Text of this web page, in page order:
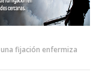
fijación enfermiza